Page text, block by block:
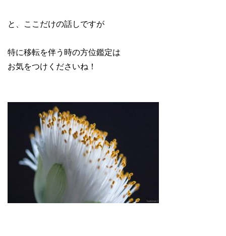
と、ここだけの話しですが
特に移転を伴う時の方位鑑定は
お気をつけくださいね！